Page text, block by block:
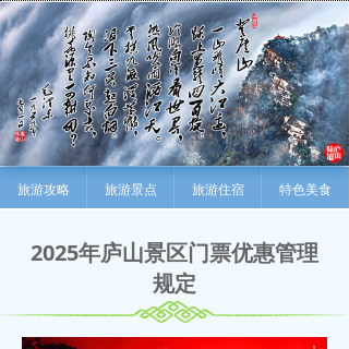
旅游攻略 旅游景点 旅游住宿 特色美食
2025年庐山景区门票优惠管理
规定